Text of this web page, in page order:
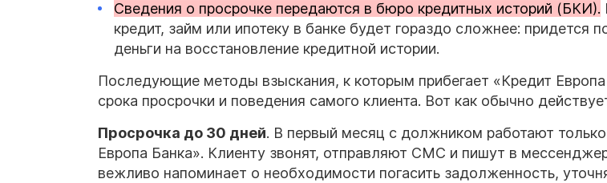
Сведения о просрочке передаются в бюро кредитных историй (БКИ).
кредит, займ или ипотеку в банке будет гораздо сложнее: придется
деньги на восстановление кредитной истории.
Последующие методы взыскания, к которым прибегает «Кредит Европа
срока просрочки и поведения самого клиента. Вот как обычно
Просрочка до 30 дней. В первый месяц с должником работают
Европа Банка». Клиенту звонят, отправляют СМС и пишут в
вежливо напоминает о необходимости погасить задолженность,